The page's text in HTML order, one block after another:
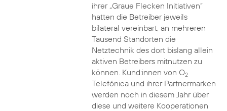
ihrer „Graue Flecken Initiativen“
hatten die Betreiber jeweils
bilateral vereinbart, an mehreren
Tausend Standorten die
Netztechnik des dort bislang allein
aktiven Betreibers mitnutzen zu
können. Kund:innen von O2
Telefónica und ihrer Partnermarken
werden noch in diesem Jahr über
diese und weitere Kooperationen